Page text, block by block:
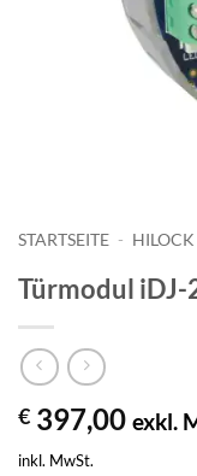
STARTSEITE -
Türmodul iDJ-
€ 397,00 exkl.
inkl. MwSt.